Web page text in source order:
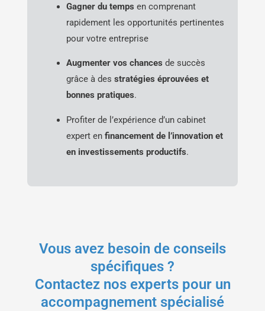
Gagner du temps en comprenant
rapidement les opportunités pertinentes
pour votre entreprise
Augmenter vos chances de succès
grâce à des stratégies éprouvées et
bonnes pratiques.
Profiter de l’expérience d’un cabinet
expert en financement de l’innovation et
en investissements productifs.
Vous avez besoin de conseils
spécifiques ?
Contactez nos experts pour un
accompagnement spécialisé